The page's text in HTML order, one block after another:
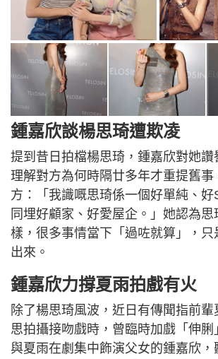
鍾嘉欣談楊思琦遭欺凌
提到昔日拍檔楊思琦，鍾嘉欣對她讚
理解對方為何時隔廿多年才重提舊事
方：「我識嘅思琦係一個好單純、好
同埋好顧家、好愛屋企。」她認為
樣，很多事情當下「過咗就算」，
出來。
鍾嘉欣力撐夏雨拍戲有火
除了楊思琦風波，近日有傳聞指前
思拍攝接吻戲時，曾臨時加戲「伸脷
與夏雨在劇集中飾演父女的鍾嘉欣